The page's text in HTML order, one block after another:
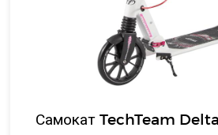
Самокат TechTeam